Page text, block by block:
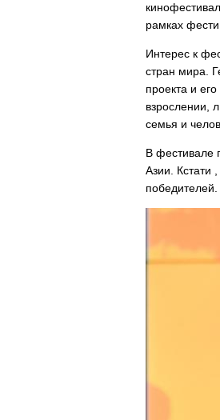
рамках
Интерес к
стран мира.
проекта и
взрослении,
семья и
В фестивале
Азии. Кстати